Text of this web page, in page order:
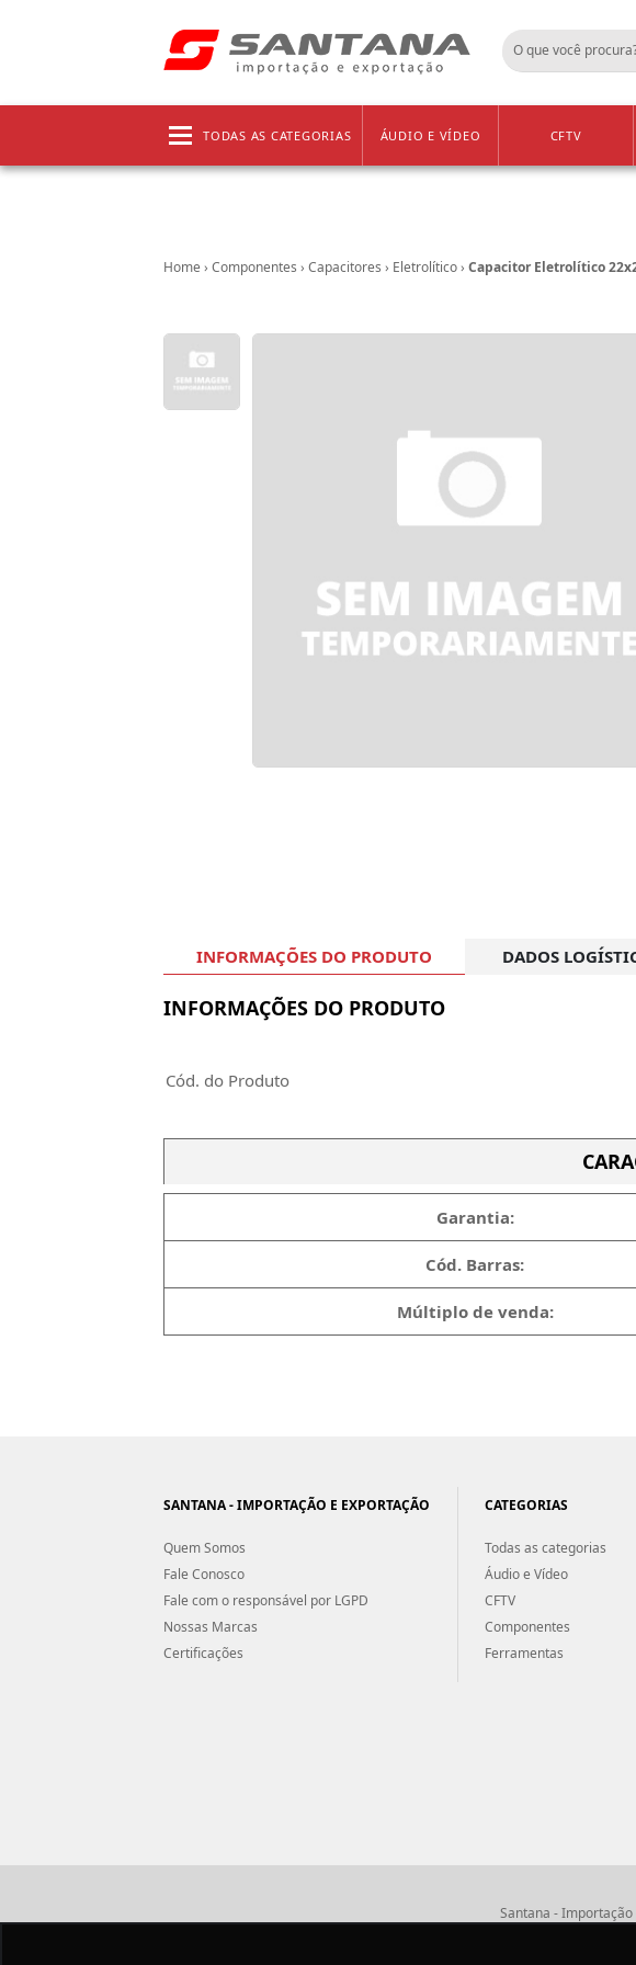
TODAS AS CATEGORIAS ÁUDIO E VÍDEO CFTV
Home › Componentes › Capacitores › Eletrolítico› Capacitor Eletrolítico
INFORMAÇÕES DO PRODUTO DADOS
INFORMAÇÕES DO PRODUTO
Cód. do Produto
Garantia:
Cód. Barras:
Múltiplo de venda:
SANTANA - IMPORTAÇÃO E EXPORTAÇÃO
Quem Somos
Fale Conosco
Fale com o responsável por LGPD
Nossas Marcas
Certificações
CATEGORIAS
Todas as categorias
Áudio e Vídeo
CFTV
Componentes
Ferramentas
Santana - Importação